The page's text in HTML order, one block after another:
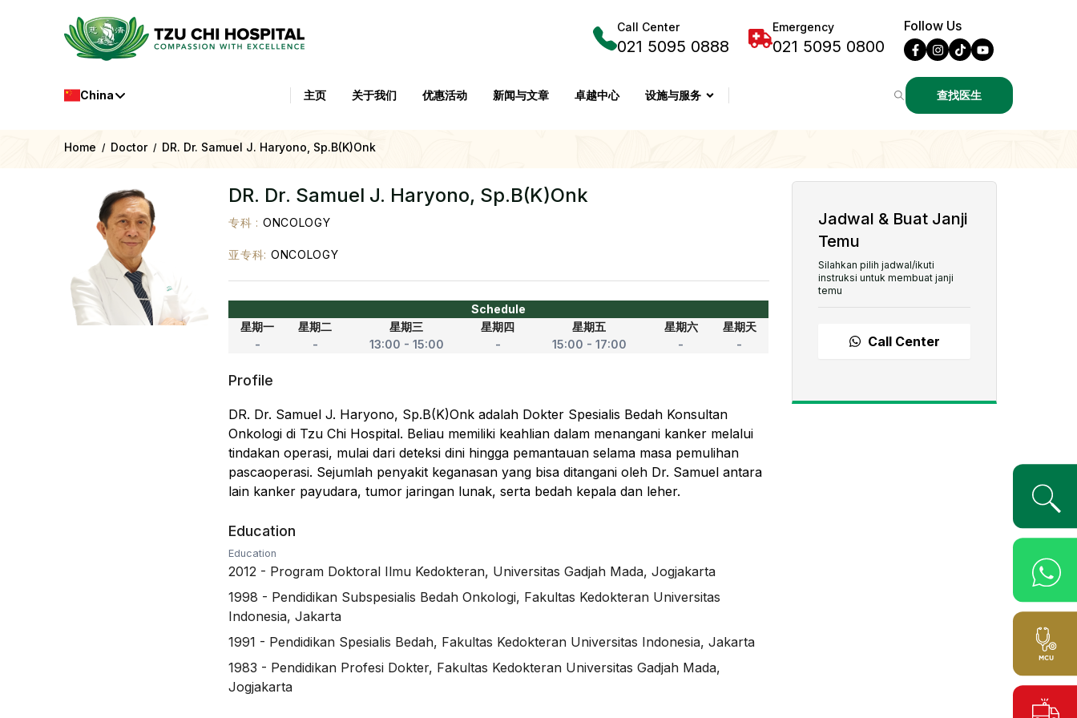
Call Center
021 5095 0888
Emergency
021 5095 0800
Follow Us
China 主页 关于我们 优惠活动 新闻与文章 卓越中心 设施与服务 查找医生
Home / Doctor / DR. Dr. Samuel J. Haryono, Sp.B(K)Onk
DR. Dr. Samuel J. Haryono, Sp.B(K)Onk
专科 : ONCOLOGY
亚专科: ONCOLOGY
Schedule
星期一
星期二 星期三 星期四 星期五 星期六
星期天
-
- 13:00 - 15:00 - 15:00 - 17:00 - -
Profile
DR. Dr. Samuel J. Haryono, Sp.B(K)Onk adalah Dokter Spesialis Bedah Konsultan
Onkologi di Tzu Chi Hospital. Beliau memiliki keahlian dalam menangani kanker melalui
tindakan operasi, mulai dari deteksi dini hingga pemantauan selama masa pemulihan
pascaoperasi. Sejumlah penyakit keganasan yang bisa ditangani oleh Dr. Samuel antara
lain kanker payudara, tumor jaringan lunak, serta bedah kepala dan leher.
Education
Education
2012 - Program Doktoral Ilmu Kedokteran, Universitas Gadjah Mada, Jogjakarta
1998 - Pendidikan Subspesialis Bedah Onkologi, Fakultas Kedokteran Universitas
Indonesia, Jakarta
1991 - Pendidikan Spesialis Bedah, Fakultas Kedokteran Universitas Indonesia, Jakarta
1983 - Pendidikan Profesi Dokter, Fakultas Kedokteran Universitas Gadjah Mada,
Jogjakarta
Jadwal & Buat Janji
Temu
Silahkan pilih jadwal/ikuti
instruksi untuk membuat janji
temu
Call Center